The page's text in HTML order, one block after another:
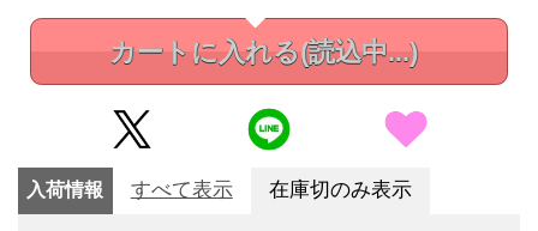
カートに入れる(読込中...)
入荷情報 すべて表示 在庫切のみ表示